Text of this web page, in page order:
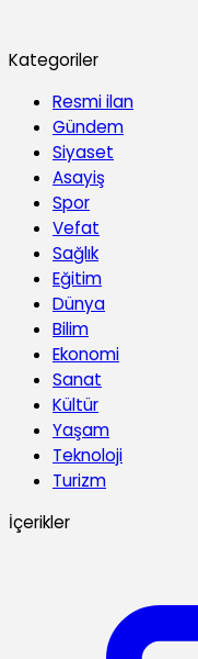
Kategoriler
Resmi ilan
Gündem
Siyaset
Asayiş
Spor
Vefat
Sağlık
Eğitim
Dünya
Bilim
Ekonomi
Sanat
Kültür
Yaşam
Teknoloji
Turizm
İçerikler